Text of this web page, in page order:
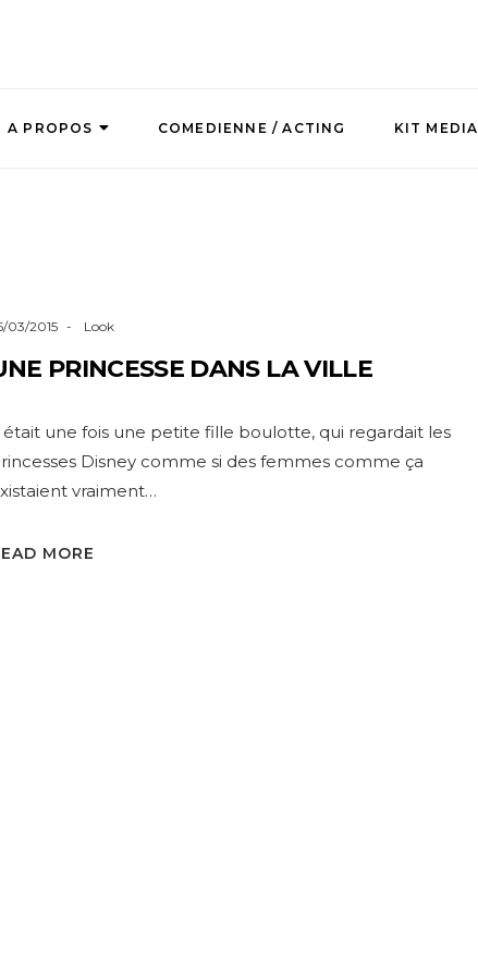
A PROPOS COMEDIENNE / ACTING KIT MEDIA
03/2015 Look
PRINCESSE DANS LA VILLE
était une fois une petite fille boulotte, qui regardait les
Disney comme si des femmes comme ça
vraiment…
MORE